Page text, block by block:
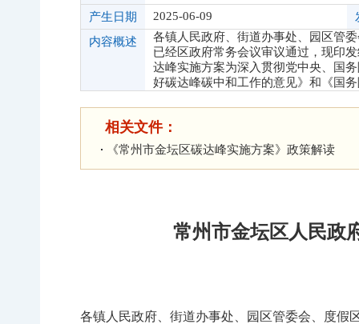
产生日期
2025-06-09
内容概述
各镇人民政府、街道办事处、园区管
已经区政府常务会议审议通过，现印
达峰实施方案为深入贯彻党中央、国
好碳达峰碳中和工作的意见》和《国
相关文件：
《常州市金坛区碳达峰实施方案》政策解读
常州市金坛区人民政
各镇人民政府、街道办事处、园区管委会、度假